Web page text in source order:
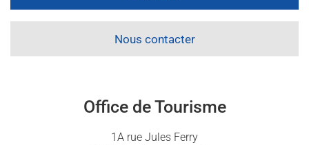
Nous contacter
Office de Tourisme
1A rue Jules Ferry